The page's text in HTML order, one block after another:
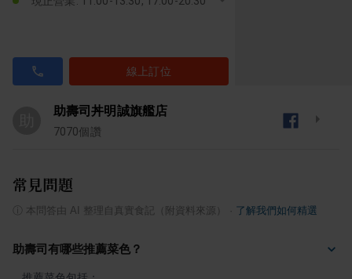
線上訂位
助壽司丼明誠旗艦店
7070個讚
常見問題
本問答由 AI 整理自真實食記（附資料來源） 了解我們如何精選
助壽司有哪些推薦菜色？